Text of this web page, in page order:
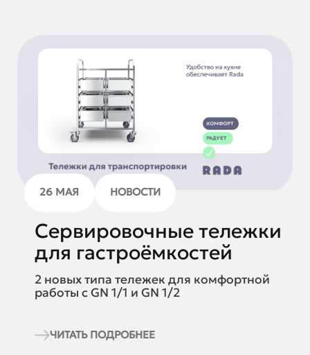
26 МАЯ НОВОСТИ
Сервировочные тележки
для гастроёмкостей
2 новых типа тележек для комфортной
работы с GN 1/1 и GN 1/2
ЧИТАТЬ ПОДРОБНЕЕ